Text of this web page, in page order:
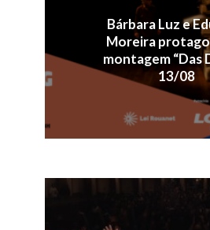
Bárbara Luz e
Moreira
montagem “Das
13/08